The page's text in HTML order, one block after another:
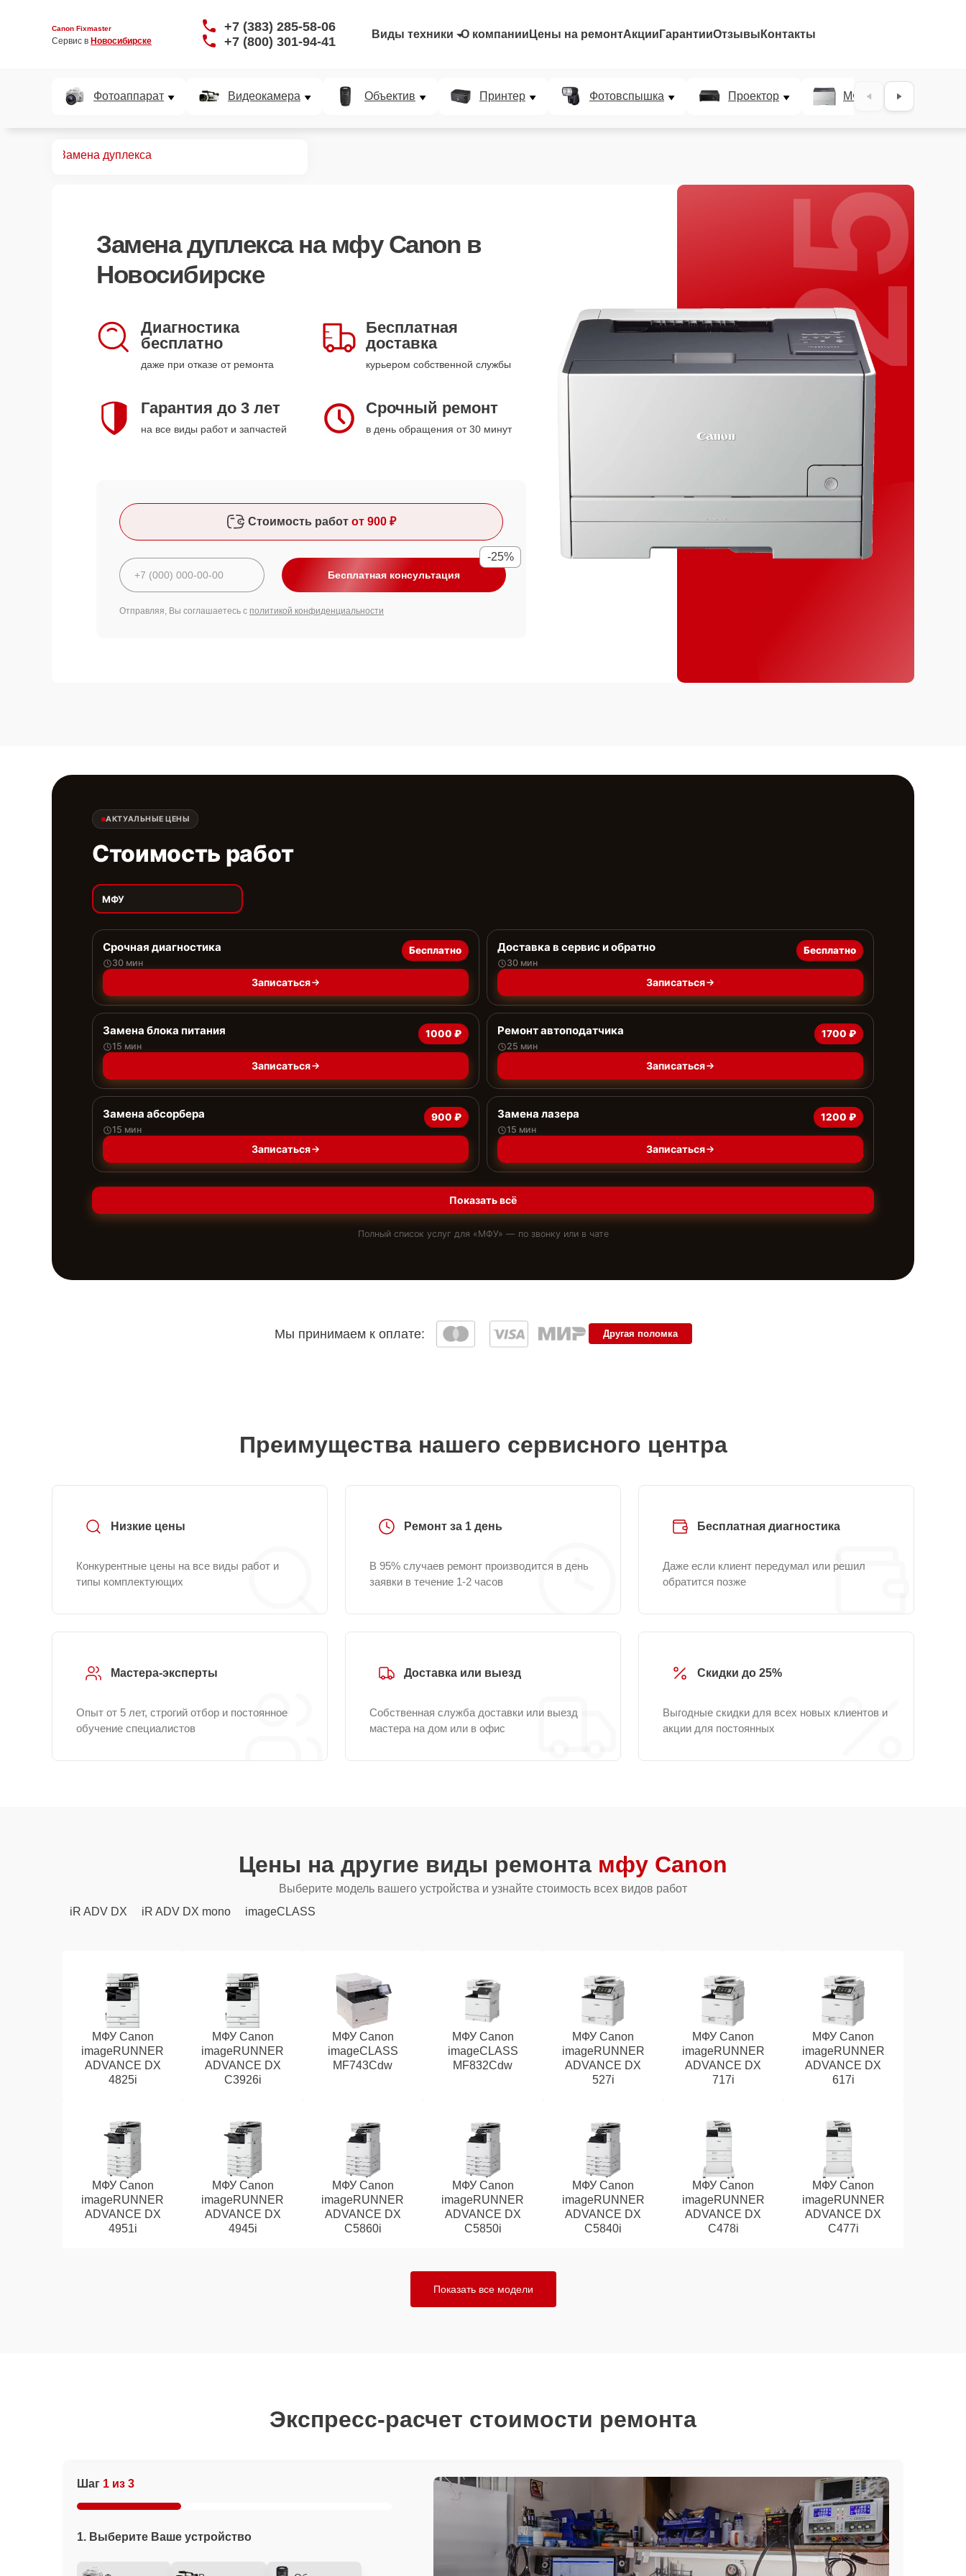
Canon Fixmaster
Сервис в Новосибирске
+7 (383) 285-58-06
+7 (800) 301-94-41
Виды техники О компании Цены на ремонтАкции ГарантииОтзывы Контакты
Фотоаппарат Видеокамера Объектив Принтер Фотовспышка Проектор МФУ
Замена дуплекса
Замена дуплексана мфу Canon в
Новосибирске
Диагностика
бесплатно
даже при отказе от ремонта
Бесплатная
доставка
курьером собственной службы
Гарантия до 3 лет
на все виды работ и запчастей
Срочный ремонт
в день обращения от 30 минут
Стоимость работ от 900 ₽
Бесплатная консультация
-25%
Отправляя, Вы соглашаетесь с политикой конфиденциальности
25%
АКТУАЛЬНЫЕ ЦЕНЫ
Стоимость работ
МФУ
Срочная диагностика
30 мин
Бесплатно
Записаться
Доставка в сервис и обратно
30 мин
Бесплатно
Записаться
Замена блока питания
15 мин
1000 ₽
Записаться
Ремонт автоподатчика
25 мин
1700 ₽
Записаться
Замена абсорбера
15 мин
900 ₽
Записаться
Замена лазера
15 мин
1200 ₽
Записаться
Показать всё
Полный список услуг для «МФУ» — по звонку или в чате
Мы принимаем к оплате: Другая поломка
Преимущества нашего сервисного центра
Низкие цены
Конкурентные цены на все виды работ и
типы комплектующих
Ремонт за 1 день
В 95% случаев ремонт производится в день
заявки в течение 1-2 часов
Бесплатная диагностика
Даже если клиент передумал или решил
обратится позже
Мастера-эксперты
Опыт от 5 лет, строгий отбор и постоянное
обучение специалистов
Доставка или выезд
Собственная служба доставки или выезд
мастера на дом или в офис
Скидки до 25%
Выгодные скидки для всех новых клиентов и
акции для постоянных
Цены на другие виды ремонта мфу Canon
Выберите модель вашего устройства и узнайте стоимость всех видов работ
iR ADV DX
iR ADV DX mono imageCLASS
МФУ Canon
imageRUNNER
ADVANCE DX
4825i
МФУ Canon
imageRUNNER
ADVANCE DX
C3926i
МФУ Canon
imageCLASS
MF743Cdw
МФУ Canon
imageCLASS
MF832Cdw
МФУ Canon
imageRUNNER
ADVANCE DX
527i
МФУ Canon
imageRUNNER
ADVANCE DX
717i
МФУ Canon
imageRUNNER
ADVANCE DX
617i
МФУ Canon
imageRUNNER
ADVANCE DX
4951i
МФУ Canon
imageRUNNER
ADVANCE DX
4945i
МФУ Canon
imageRUNNER
ADVANCE DX
C5860i
МФУ Canon
imageRUNNER
ADVANCE DX
C5850i
МФУ Canon
imageRUNNER
ADVANCE DX
C5840i
МФУ Canon
imageRUNNER
ADVANCE DX
C478i
МФУ Canon
imageRUNNER
ADVANCE DX
C477i
Показать все модели
Экспресс-расчет стоимости ремонта
Шаг 1 из 3
1. Выберите Ваше устройство